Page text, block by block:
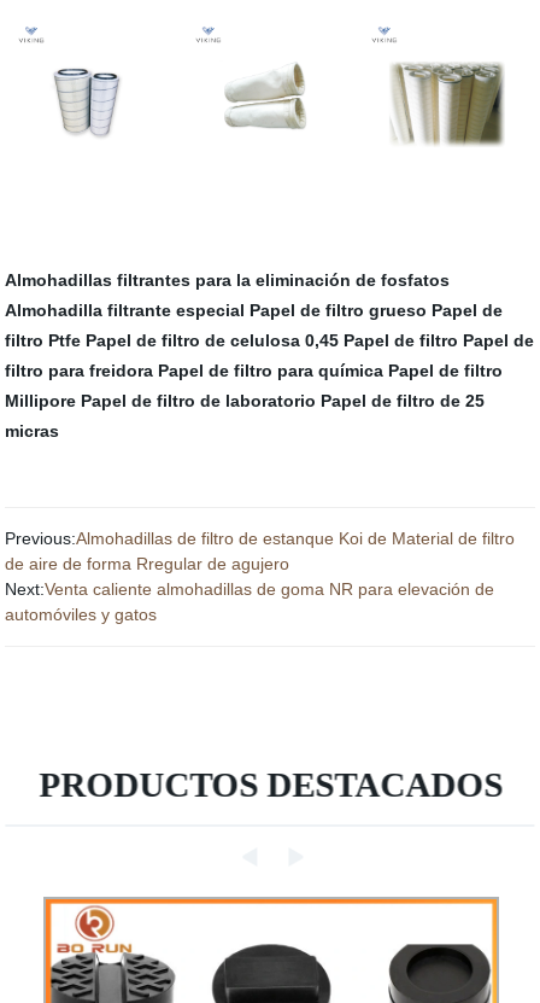
Almohadillas filtrantes para la eliminación de fosfatos
Almohadilla filtrante especial Papel de filtro grueso Papel de
filtro Ptfe Papel de filtro de celulosa 0,45 Papel de filtro Papel de
filtro para freidora Papel de filtro para química Papel de filtro
Millipore Papel de filtro de laboratorio Papel de filtro de 25
micras
Previous:Almohadillas de filtro de estanque Koi de Material de filtro
de aire de forma Rregular de agujero
Next:Venta caliente almohadillas de goma NR para elevación de
automóviles y gatos
PRODUCTOS DESTACADOS